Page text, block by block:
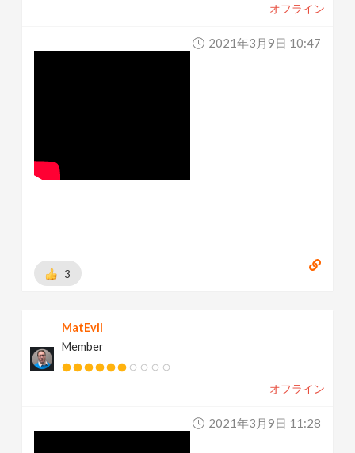
オフライン
2021年3月9日 10:47
3
MatEvil
Member
オフライン
2021年3月9日 11:28